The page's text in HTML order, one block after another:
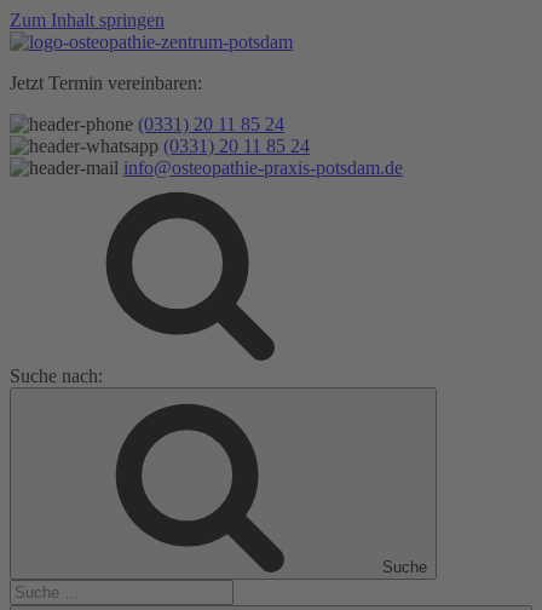
Zum Inhalt springen
Jetzt Termin vereinbaren:
(0331) 20 11 85 24
(0331) 20 11 85 24
info@osteopathie-praxis-potsdam.de
Suche nach:
Suche